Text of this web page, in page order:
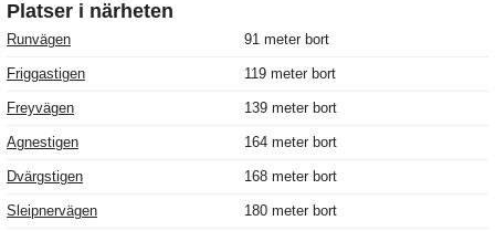
Platser i närheten
Runvägen 91 meter bort
Friggastigen 119 meter bort
Freyvägen 139 meter bort
Agnestigen 164 meter bort
Dvärgstigen 168 meter bort
Sleipnervägen 180 meter bort